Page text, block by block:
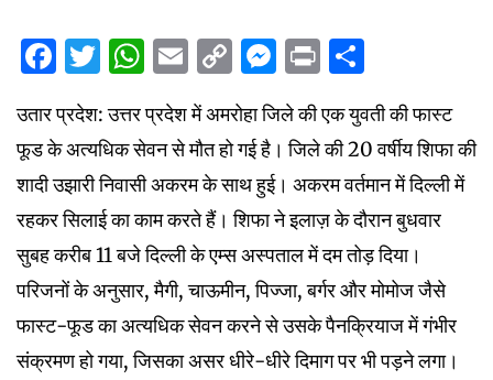
Facebook
Twitter
WhatsApp
Email
Copy
Link
Messenger
Print
उतार प्रदेश: उत्तर प्रदेश में अमरोहा जिले की एक युवती की फास्ट
फूड के अत्यधिक सेवन से मौत हो गई है। जिले की 20 वर्षीय शिफा की
शादी उझारी निवासी अकरम के साथ हुई। अकरम वर्तमान में दिल्ली में
रहकर सिलाई का काम करते हैं। शिफा ने इलाज़ के दौरान बुधवार
सुबह करीब 11 बजे दिल्ली के एम्स अस्पताल में दम तोड़ दिया।
परिजनों के अनुसार, मैगी, चाऊमीन, पिज्जा, बर्गर और मोमोज जैसे
फास्ट-फूड का अत्यधिक सेवन करने से उसके पैनक्रियाज में गंभीर
संक्रमण हो गया, जिसका असर धीरे-धीरे दिमाग पर भी पड़ने लगा।